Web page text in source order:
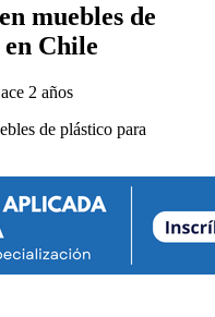
muebles de
Chile
2 años